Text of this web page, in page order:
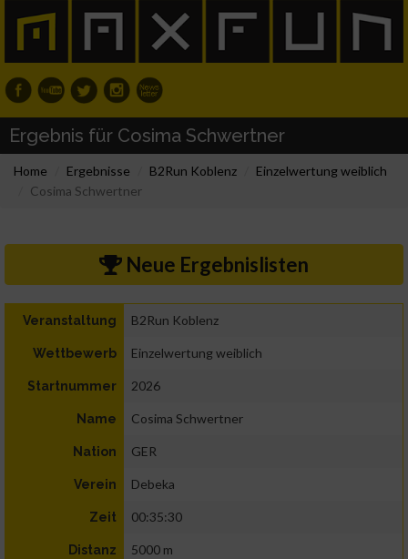
Ergebnis für Cosima Schwertner
Home Ergebnisse B2Run Koblenz
Einzelwertung weiblich
Cosima Schwertner
Neue Ergebnislisten
Veranstaltung B2Run Koblenz
Wettbewerb Einzelwertung weiblich
Startnummer 2026
Name Cosima Schwertner
Nation GER
Verein Debeka
Zeit 00:35:30
Distanz 5000 m